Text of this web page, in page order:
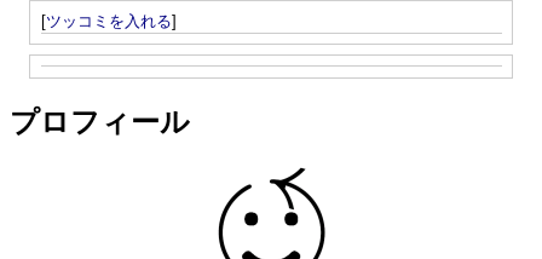
[ツッコミを入れる]
プロフィール